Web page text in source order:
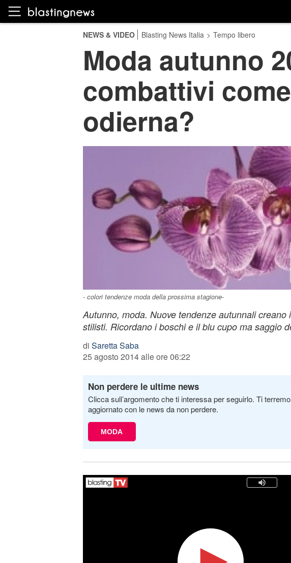
NEWS & VIDEO Blasting News Italia > Tempo libero
Moda autunno
combattivi
odierna?
- colori tendenze moda della prossima stagione-
Autunno, moda. Nuove tendenze autunnali creano
stilisti. Ricordano i boschi e il blu cupo ma saggio
di Saretta Saba
25 agosto 2014 alle ore 06:22
Non perdere le ultime news
Clicca sull’argomento che ti interessa per seguirlo. Ti terremo
aggiornato con le news da non perdere.
MODA